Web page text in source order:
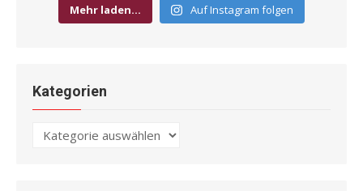
Mehr laden… Auf Instagram folgen
Kategorien
Kategorien